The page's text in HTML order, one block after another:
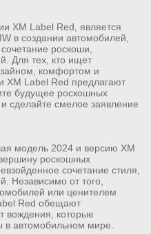
XM Label Red, является
в создании автомобилей,
роскоши,
Для тех, кто ищет
комфортом и
XM Label Red предлагают
будущее роскошных
сделайте смелое заявление
модель 2024 и версию XM
роскошных
сочетание стиля,
Независимо от того,
или ценителем
Red обещают
вождения, которые
в автомобильном мире.